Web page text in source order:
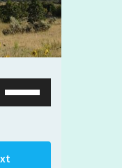
Use
Up/Down
to